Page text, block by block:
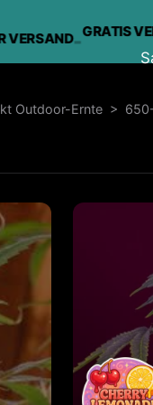
-GRATIS
Outdoor-Ernte>